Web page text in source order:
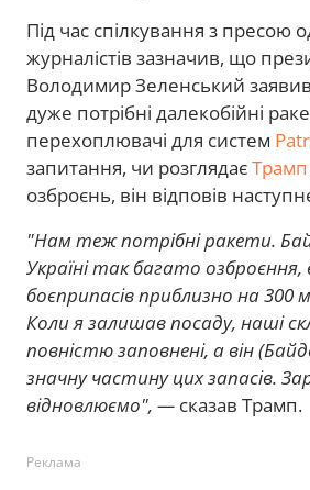
Під час спілкування з пресою
журналістів зазначив, що
Володимир Зеленський
дуже потрібні далекобійні
перехоплювачі для систем
запитання, чи розглядаєТрамп
озброєнь, він відповів
"Нам теж потрібні ракети.
Україні так багато озброєння,
боєприпасів приблизно на 300
Коли я залишав посаду, наші
повністю заповнені, а він
значну частину цих запасів.
відновлюємо", — сказав Трамп.
Реклама